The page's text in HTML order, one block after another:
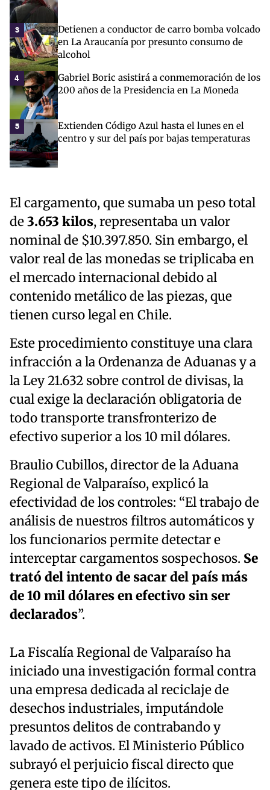
3
Detienen a conductor de carro bomba volcado
en La Araucanía por presunto consumo de
alcohol
4
Gabriel Boric asistirá a conmemoración de los
200 años de la Presidencia en La Moneda
5
Extienden Código Azul hasta el lunes en el
centro y sur del país por bajas temperaturas
El cargamento, que sumaba un peso total
de3.653 kilos, representaba un valor
nominal de $10.397.850. Sin embargo, el
valor real de las monedas se triplicaba en
el mercado internacional debido al
contenido metálico de las piezas, que
tienen curso legal en Chile.
Este procedimiento constituye una clara
infracción a la Ordenanza de Aduanas y a
la Ley 21.632 sobre control de divisas, la
cual exige la declaración obligatoria de
todo transporte transfronterizo de
efectivo superior a los 10 mil dólares.
Braulio Cubillos, director de la Aduana
Regional de Valparaíso, explicó la
efectividad de los controles: “El trabajo de
análisis de nuestros filtros automáticos y
los funcionarios permite detectar e
interceptar cargamentos sospechosos. Se
trató del intento de sacar del país más
de 10 mil dólares en efectivo sin ser
declarados”.
La Fiscalía Regional de Valparaíso ha
iniciado una investigación formal contra
una empresa dedicada al reciclaje de
desechos industriales, imputándole
presuntos delitos de contrabando y
lavado de activos. El Ministerio Público
subrayó el perjuicio fiscal directo que
genera este tipo de ilícitos.